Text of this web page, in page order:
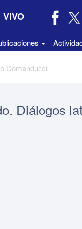
VIVO
Comanducci
Diálogos